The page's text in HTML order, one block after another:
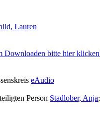
Lauren
Downloaden bitte hier
eAudio
Person Stadlober, Anja;